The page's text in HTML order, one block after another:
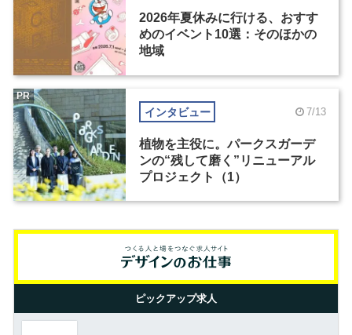
2026年夏休みに行ける、おすす
めのイベント10選：そのほかの
地域
インタビュー 7/13
植物を主役に。パークスガーデ
ンの“残して磨く”リニューアル
プロジェクト（1）
PR
ピックアップ求人